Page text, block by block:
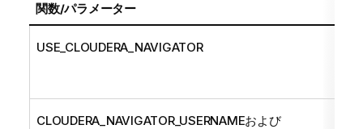
関数/パラメーター
USE_CLOUDERA_NAVIGATOR
CLOUDERA_NAVIGATOR_USERNAMEおよび